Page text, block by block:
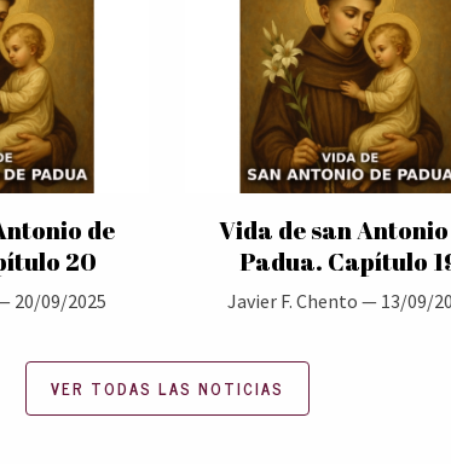
de
20
20/09/2025
Vida de san
Padua. Capítulo
Javier F. Chento — 13/09/
VER TODAS LAS NOTICIAS